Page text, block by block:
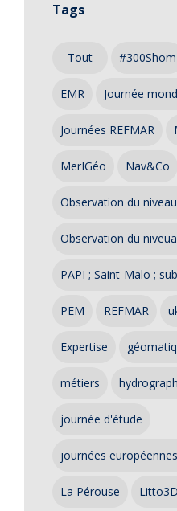
Tags
- Tout - #300Shom
EMR Journée
Journées REFMAR
MerIGéo Nav&Co
Observation du
Observation du
PAPI ; Saint-Malo ;
PEM REFMAR
Expertise
métiers
journée d'étude
journées
La Pérouse